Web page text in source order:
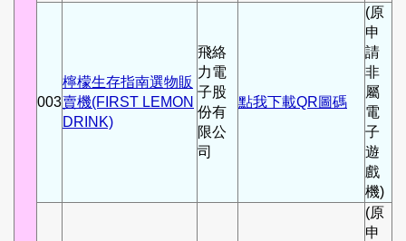
003
檸檬生存指南選物販
賣機(FIRST LEMON
DRINK)
飛絡
力電
子股
份有
限公
司
點我下載QR圖碼
(原
申
請
非
屬
電
子
遊
戲
機)
(原
申